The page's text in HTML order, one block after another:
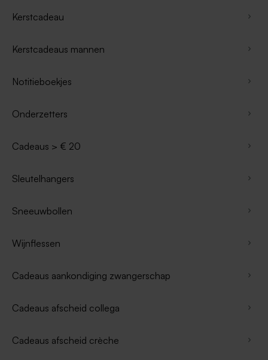
Kerstcadeau
Kerstcadeaus mannen
Notitieboekjes
Onderzetters
Cadeaus > € 20
Sleutelhangers
Sneeuwbollen
Wijnflessen
Cadeaus aankondiging zwangerschap
Cadeaus afscheid collega
Cadeaus afscheid crèche